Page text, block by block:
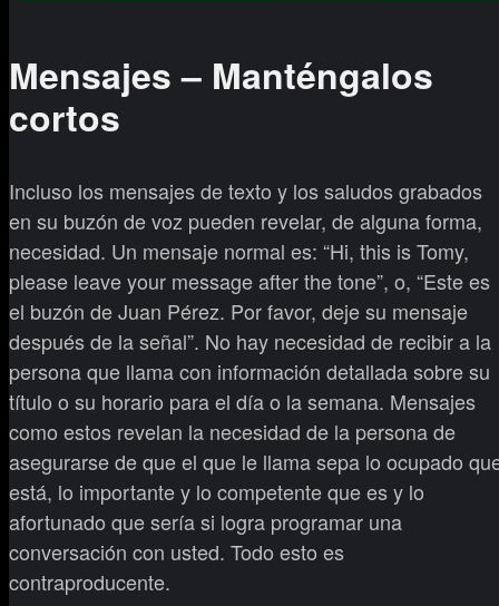
Mensajes – Manténgalos
cortos
Incluso los mensajes de texto y los saludos grabados
en su buzón de voz pueden revelar, de alguna forma,
necesidad. Un mensaje normal es: “Hi, this is Tomy,
please leave your message after the tone”, o, “Este es
el buzón de Juan Pérez. Por favor, deje su mensaje
después de la señal”. No hay necesidad de recibir a la
persona que llama con información detallada sobre su
título o su horario para el día o la semana. Mensajes
como estos revelan la necesidad de la persona de
asegurarse de que el que le llama sepa lo ocupado
está, lo importante y lo competente que es y lo
afortunado que sería si logra programar una
conversación con usted. Todo esto es
contraproducente.